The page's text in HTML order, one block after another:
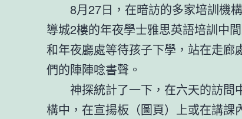
8月27日，在暗訪的多家培訓機
導城2樓的年夜學士雅思英語培訓中
和年夜廳處等待孩子下學，站在走廊
們的陣陣唸書聲。
神探統計了一下，在六天的訪問中
構中，在宣揚板（圖頁）上或在講課